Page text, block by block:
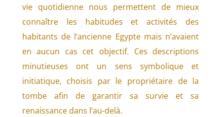
vie quotidienne nous permettent de mieux
connaître les habitudes et activités des
habitants de l’ancienne Egypte mais n’avaient
en aucun cas cet objectif. Ces descriptions
minutieuses ont un sens symbolique et
initiatique, choisis par le propriétaire de la
tombe afin de garantir sa survie et sa
renaissance dans l’au-delà.